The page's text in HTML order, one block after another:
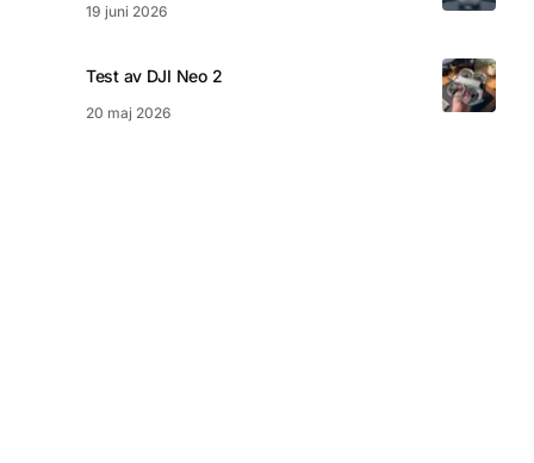
19 juni 2026
Test av DJI Neo 2
20 maj 2026